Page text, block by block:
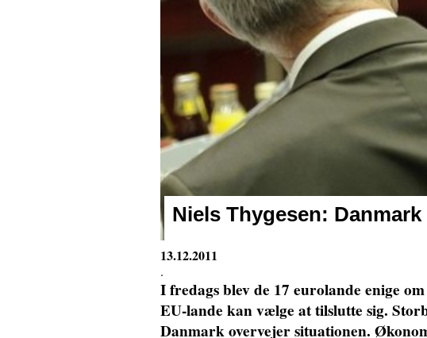
Niels Thygesen:
13.12.2011
.
I fredags blev de 17 eurolande enige
EU-lande kan vælge at tilslutte sig.
Danmark overvejer situationen.